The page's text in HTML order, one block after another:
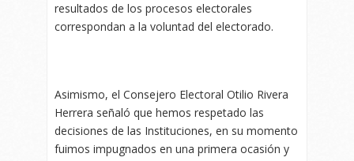
resultados de los procesos electorales
correspondan a la voluntad del electorado.
Asimismo, el Consejero Electoral Otilio Rivera
Herrera señaló que hemos respetado las
decisiones de las Instituciones, en su momento
fuimos impugnados en una primera ocasión y